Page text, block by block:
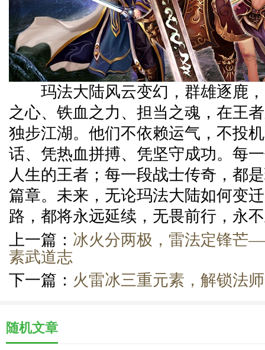
玛法大陆风云变幻，群雄逐鹿，
之心、铁血之力、担当之魂，在王
独步江湖。他们不依赖运气，不投
话、凭热血拼搏、凭坚守成功。每
人生的王者；每一段战士传奇，都
篇章。未来，无论玛法大陆如何变
路，都将永远延续，无畏前行，永
上一篇： 冰火分两极，雷法定锋芒
素武道志
下一篇： 火雷冰三重元素，解锁法
随机文章